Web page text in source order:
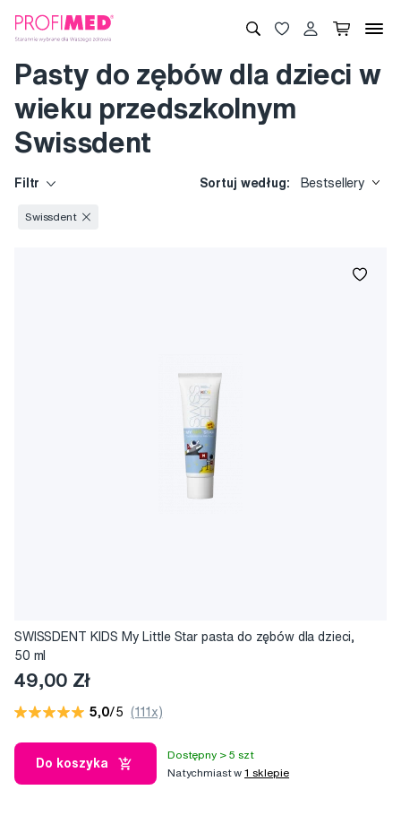
Pasty do zębów dla dzieci w
wieku przedszkolnym
Swissdent
Filtr Sortuj według: Bestsellery
Swissdent
SWISSDENT KIDS My Little Star pasta do zębów dla dzieci,
50 ml
49,00 Zł
5,0/5 (111x)
Do koszyka
Dostępny > 5 szt
Natychmiast w1 sklepie